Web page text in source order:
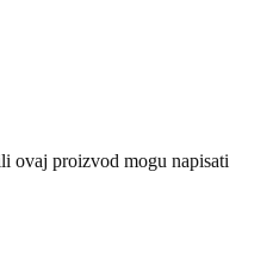
ovaj proizvod mogu napisati